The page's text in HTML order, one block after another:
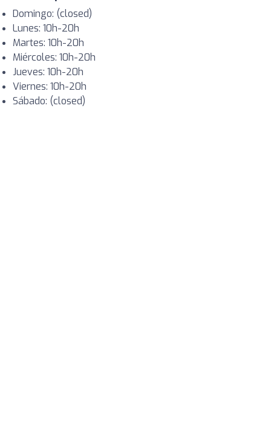
Domingo: (closed)
Lunes: 10h-20h
Martes: 10h-20h
Miércoles: 10h-20h
Jueves: 10h-20h
Viernes: 10h-20h
Sábado: (closed)